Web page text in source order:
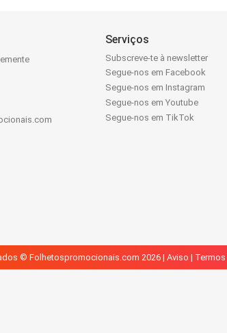
Serviços
Subscreve-te à newsletter
Segue-nos em Facebook
Segue-nos em Instagram
Segue-nos em Youtube
Segue-nos em TikTok
© Folhetospromocionais.com 2026 | Aviso |